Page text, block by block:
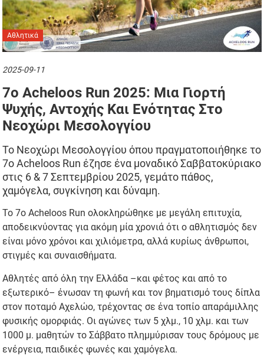
Αθλητικά
2025-09-11
7ο Acheloos Run 2025: Μια Γιορτή
Ψυχής, Αντοχής Και Ενότητας Στο
Νεοχώρι Μεσολογγίου
Το Νεοχώρι Μεσολογγίου όπου πραγματοποιήθηκε το
7ο Acheloos Run έζησε ένα μοναδικό Σαββατοκύριακο
στις 6 & 7 Σεπτεμβρίου 2025, γεμάτο πάθος,
χαμόγελα, συγκίνηση και δύναμη.
Το 7ο Acheloos Run ολοκληρώθηκε με μεγάλη επιτυχία,
αποδεικνύοντας για ακόμη μία χρονιά ότι ο αθλητισμός δεν
είναι μόνο χρόνοι και χιλιόμετρα, αλλά κυρίως άνθρωποι,
στιγμές και συναισθήματα.
Αθλητές από όλη την Ελλάδα –και φέτος και από το
εξωτερικό– ένωσαν τη φωνή και τον βηματισμό τους δίπλα
στον ποταμό Αχελώο, τρέχοντας σε ένα τοπίο απαράμιλλης
φυσικής ομορφιάς. Οι αγώνες των 5 χλμ., 10 χλμ. και των
1000 μ. μαθητών το Σάββατο πλημμύρισαν τους δρόμους με
ενέργεια, παιδικές φωνές και χαμόγελα.